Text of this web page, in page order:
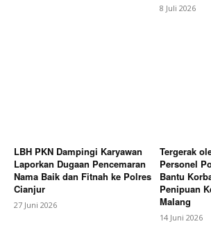
8 Juli 2026
LBH PKN Dampingi Karyawan
Laporkan Dugaan Pencemaran
Nama Baik dan Fitnah ke Polres
Cianjur
27 Juni 2026
Tergerak
Personel
Bantu
Penipuan
Malang
14 Juni 2026